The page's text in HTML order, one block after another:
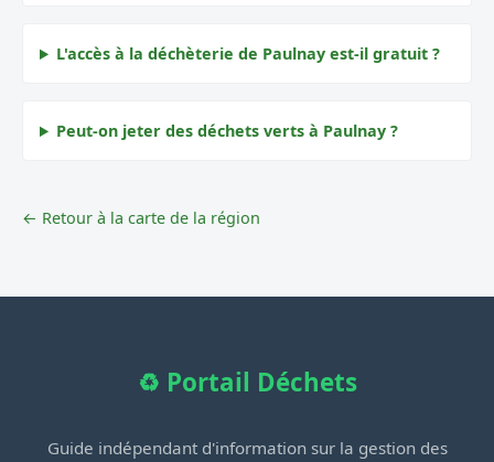
L'accès à la déchèterie de Paulnay est-il gratuit ?
Peut-on jeter des déchets verts à Paulnay ?
← Retour à la carte de la région
♻️ Portail Déchets
Guide indépendant d'information sur la gestion des